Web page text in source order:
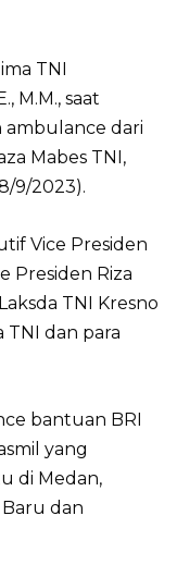
TNI
M.M., saat
ambulance dari
Mabes TNI,
9/2023).
Vice Presiden
Presiden Riza
TNI Kresno
TNI dan para
bantuan BRI
yang
di Medan,
Baru dan